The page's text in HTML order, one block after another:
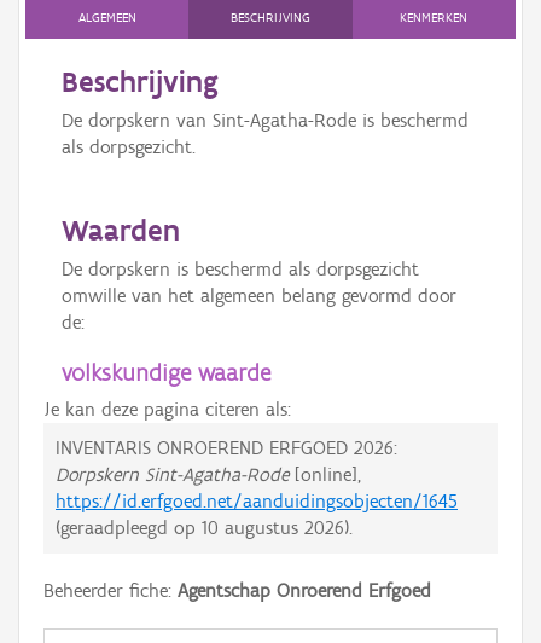
ALGEMEEN BESCHRIJVING KENMERKEN
Beschrijving
De dorpskern van Sint-Agatha-Rode is beschermd
als dorpsgezicht.
Waarden
De dorpskern is beschermd als dorpsgezicht
omwille van het algemeen belang gevormd door
de:
volkskundige waarde
Je kan deze pagina citeren als:
INVENTARIS ONROEREND ERFGOED 2026:
Dorpskern Sint-Agatha-Rode[online],
https://id.erfgoed.net/aanduidingsobjecten/1645
(geraadpleegd op 10 augustus 2026).
Beheerder fiche: Agentschap Onroerend Erfgoed